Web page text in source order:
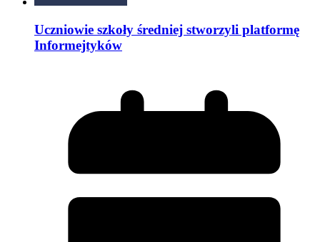
Uczniowie szkoły średniej stworzyli platformę
Informejtyków